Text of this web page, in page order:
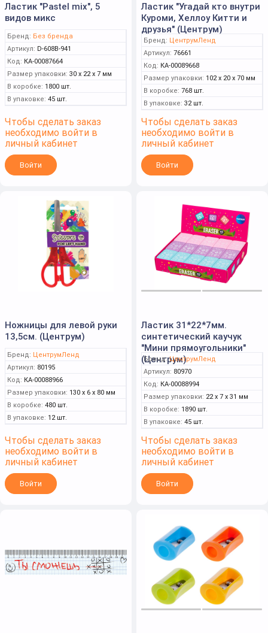
Ластик "Pastel mix", 5
видов микс
Бренд: Без бренда
Артикул: D-608B-941
Код: КА-00087664
Размер упаковки: 30 x 22 x 7 мм
В коробке: 1800 шт.
В упаковке: 45 шт.
Чтобы сделать заказ
необходимо войти в
личный кабинет
Войти
Ластик "Угадай кто внутри
Куроми, Хеллоу Китти и
друзья" (Центрум)
Бренд: ЦентрумЛенд
Артикул: 76661
Код: КА-00089668
Размер упаковки: 102 x 20 x 70 мм
В коробке: 768 шт.
В упаковке: 32 шт.
Чтобы сделать заказ
необходимо войти в
личный кабинет
Войти
Ножницы для левой руки
13,5см. (Центрум)
Бренд: ЦентрумЛенд
Артикул: 80195
Код: КА-00088966
Размер упаковки: 130 x 6 x 80 мм
В коробке: 480 шт.
В упаковке: 12 шт.
Чтобы сделать заказ
необходимо войти в
личный кабинет
Войти
Ластик 31*22*7мм.
синтетический каучук
"Мини прямоугольники"
(Центрум)
Бренд: ЦентрумЛенд
Артикул: 80970
Код: КА-00088994
Размер упаковки: 22 x 7 x 31 мм
В коробке: 1890 шт.
В упаковке: 45 шт.
Чтобы сделать заказ
необходимо войти в
личный кабинет
Войти